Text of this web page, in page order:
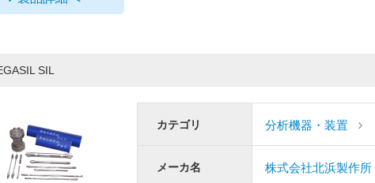
SIL
カテゴリ 分析機器・装置
メーカ名 株式会社北浜製作所